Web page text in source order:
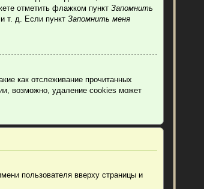
отметить флажком пунктЗапомнить
т. д. Если пунктЗапомнить меня
как отслеживание прочитанных
возможно, удаление cookies может
пользователя вверху страницы и